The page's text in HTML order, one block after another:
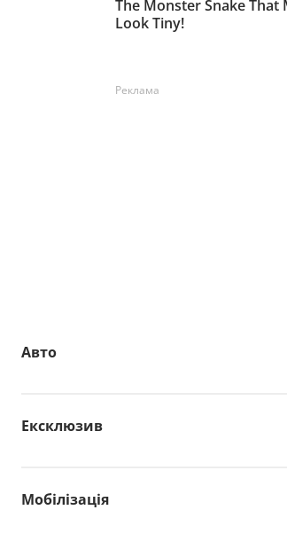
Реклама
Авто
Ексклюзив
Мобілізація